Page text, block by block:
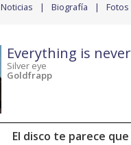
Noticias Biografía Fotos
Everything is
Silver eye
Goldfrapp
El disco te parece que